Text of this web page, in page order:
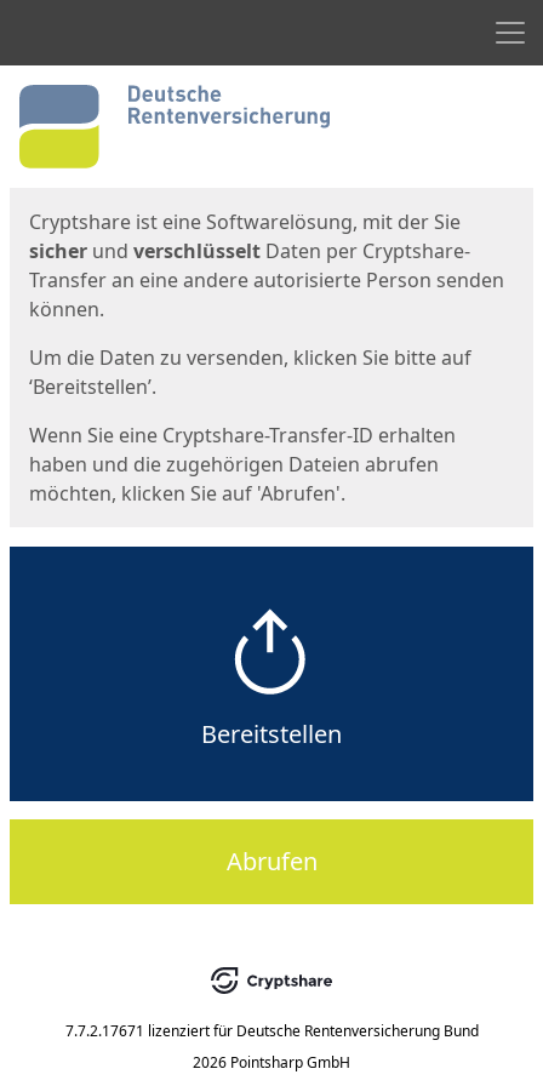
Start
Cryptshare ist eine Softwarelösung, mit der Sie
sicher und verschlüsselt Daten per Cryptshare-
Transfer an eine andere autorisierte Person senden
können.
Um die Daten zu versenden, klicken Sie bitte auf
‘Bereitstellen’.
Wenn Sie eine Cryptshare-Transfer-ID erhalten
haben und die zugehörigen Dateien abrufen
möchten, klicken Sie auf 'Abrufen'.
Bereitstellen
Abrufen
7.7.2.17671 lizenziert für Deutsche Rentenversicherung Bund
2026 Pointsharp GmbH